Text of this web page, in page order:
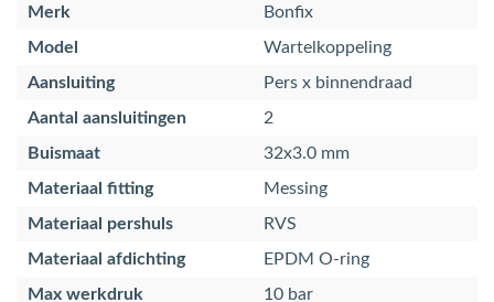
Merk
Bonfix
Model
Wartelkoppeling
Aansluiting
Pers x binnendraad
Aantal aansluitingen
2
Buismaat
32x3.0 mm
Materiaal fitting
Messing
Materiaal pershuls
RVS
Materiaal afdichting
EPDM O-ring
Max werkdruk
10 bar